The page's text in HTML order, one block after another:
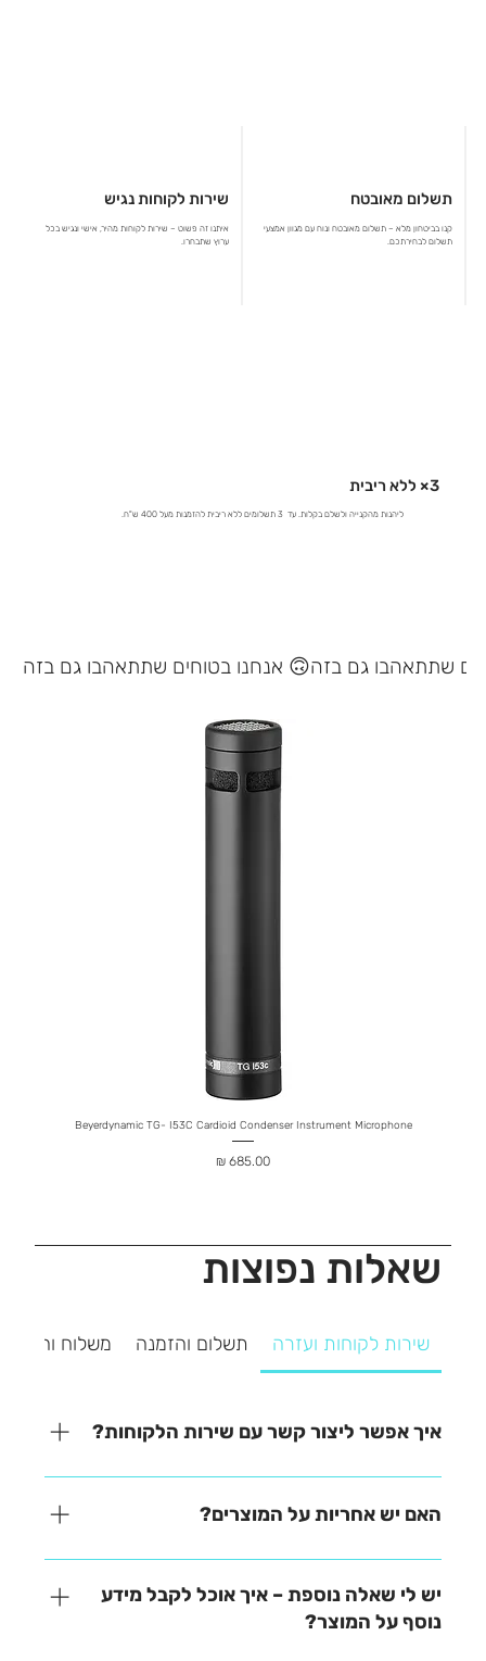
שירות לקוחות נגיש
איתנו זה פשוט – שירות לקוחות מהיר, אישי ונגיש בכל
ערוץ שתבחרו.
תשלום מאובטח
קנו בביטחון מלא – תשלום מאובטח ונוח עם מגוון אמצעי
תשלום לבחירתכם.
3× ללא ריבית
ליהנות מהקנייה ולשלם בקלות. עד 3 תשלומים ללא ריבית להזמנות מעל 400 ש"ח.
אנחנו בטוחים שתתאהבו גם בזה 🙃
Beyerdynamic TG- I53C Cardioid Condenser Instrument Microphone
מחיר
שאלות נפוצות
שירות לקוחות ועזרה תשלום והזמנה משלוח
איך אפשר ליצור קשר עם שירות הלקוחות?
אנחנו כאן כדי לעזור! ניתן ליצור איתנו קשר בקלות דרך
אחת מהאפשרויות הבאות: - בטלפון – 03-641-6555 -
contact@zrazi.co.il נשמח לענות על כל שאלה ולעזור
לכם בכל נושא!
האם יש אחריות על המוצרים?
האחריות משתנה בהתאם לכל מוצר – תוכלו למצוא את כל
הפרטים בתיאור המוצר בעמוד הרכישה. לכל שאלה
נוספת, אנחנו כאן לעזור!
יש לי שאלה נוספת – איך אוכל לקבל מידע
נוסף על המוצר?